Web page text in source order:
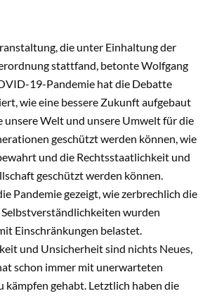
die unter Einhaltung der
stattfand, betonte Wolfgang
19-Pandemie hat die Debatte
wie eine bessere Zukunft aufgebaut
unsere Welt und unsere Umwelt für die
geschützt werden können, wie
und die Rechtsstaatlichkeit und
geschützt werden können.
Pandemie gezeigt, wie zerbrechlich die
wurden
Einschränkungen belastet.
und Unsicherheit sind nichts Neues,
schon immer mit unerwarteten
kämpfen gehabt. Letztlich haben die